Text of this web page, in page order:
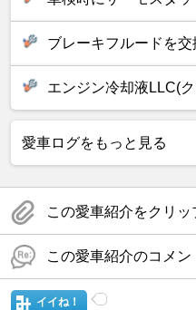
ブレーキフルードを交
エンジン冷却液LLC(
愛車ログをもっと見る
この愛車紹介をクリ
この愛車紹介のコメン
イイね！